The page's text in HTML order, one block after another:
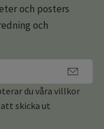
och posters
och
du våra villkor
skicka ut